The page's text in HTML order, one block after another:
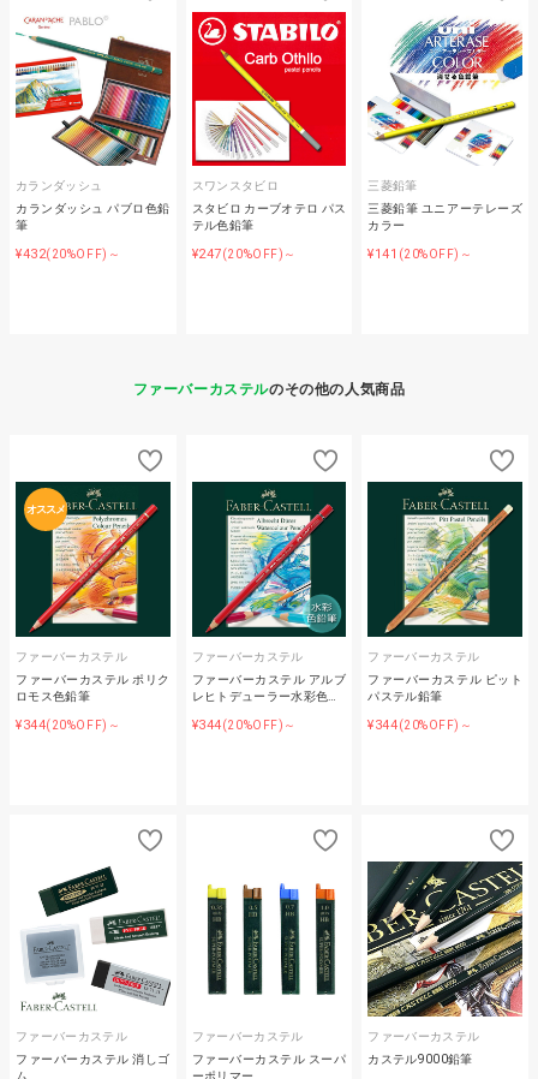
カランダッシュ
カランダッシュ パブロ色鉛
筆
¥432(20%OFF)～
スワンスタビロ
スタビロ カーブオテロ パス
テル色鉛筆
¥247(20%OFF)～
三菱鉛筆
三菱鉛筆 ユニアーテレーズ
カラー
¥141 (20%OFF)～
ファーバーカステルのその他の人気商品
オススメ
ファーバーカステル
ファーバーカステル ポリク
ロモス色鉛筆
¥344(20%OFF)～
ファーバーカステル
ファーバーカステル アルブ
レヒトデューラー水彩色…
¥344(20%OFF)～
ファーバーカステル
ファーバーカステル ピット
パステル鉛筆
¥344(20%OFF)～
ファーバーカステル
ファーバーカステル 消しゴ
ム
ファーバーカステル
ファーバーカステル スーパ
ーポリマー
ファーバーカステル
カステル9000鉛筆